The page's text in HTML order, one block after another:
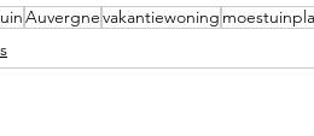
Auvergnevakantiewoning